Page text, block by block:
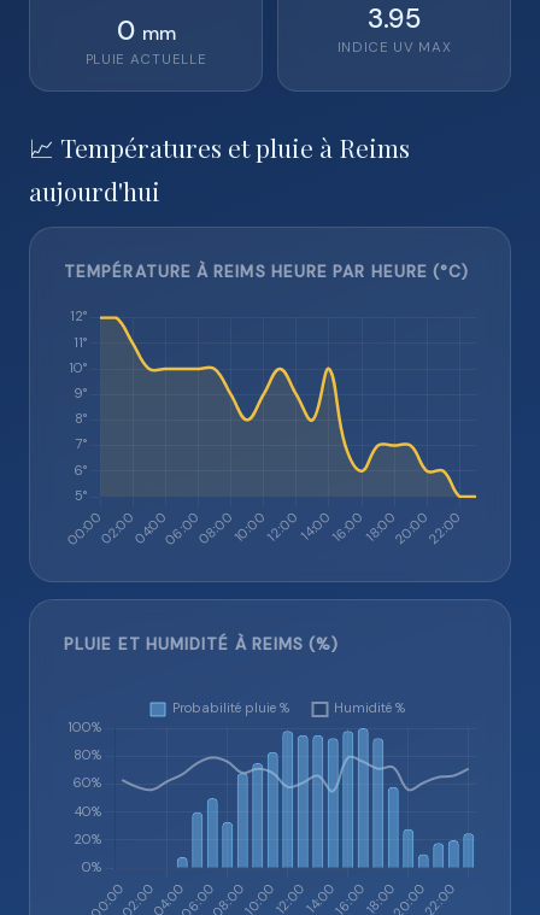
0 mm
PLUIE ACTUELLE
3.95
INDICE UV MAX
📈 Températures et pluie à Reims
aujourd'hui
TEMPÉRATURE À REIMS HEURE PAR HEURE (°C)
PLUIE ET HUMIDITÉ À REIMS (%)